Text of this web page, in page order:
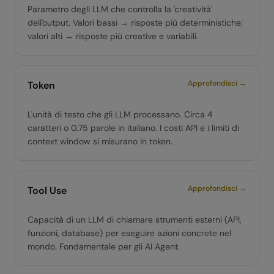
Parametro degli LLM che controlla la 'creatività'
dell'output. Valori bassi → risposte più deterministiche;
valori alti → risposte più creative e variabili.
Token Approfondisci →
L'unità di testo che gli LLM processano. Circa 4
caratteri o 0.75 parole in italiano. I costi API e i limiti di
context window si misurano in token.
Tool Use Approfondisci →
Capacità di un LLM di chiamare strumenti esterni (API,
funzioni, database) per eseguire azioni concrete nel
mondo. Fondamentale per gli AI Agent.